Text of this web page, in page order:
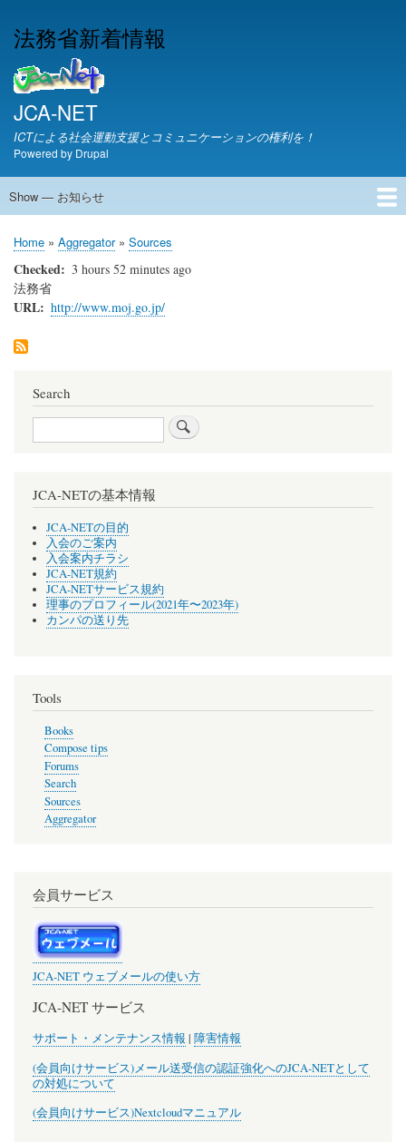
法務省新着情報
JCA-NET
ICTによる社会運動支援とコミュニケーションの権利を！
Powered by Drupal
お
ら
せ
Show — お知らせ
JCA-NETからのお知らせ
Breadcrumb
Home Aggregator Sources
Checked
3 hours 52 minutes ago
法務省
URL http://www.moj.go.jp/
Search
Search
JCA-NETの基本情報
JCA-NETの目的
入会のご案内
入会案内チラシ
JCA-NET規約
JCA-NETサービス規約
理事のプロフィール(2021年〜2023年)
カンパの送り先
Tools
Books
Compose tips
Forums
Search
Sources
Aggregator
会員サービス
JCA-NET ウェブメールの使い方
JCA-NET サービス
サポート・メンテナンス情報| 障害情報
(会員向けサービス)メール送受信の認証強化へのJCA-NETとして
の対処について
(会員向けサービス)Nextcloudマニュアル